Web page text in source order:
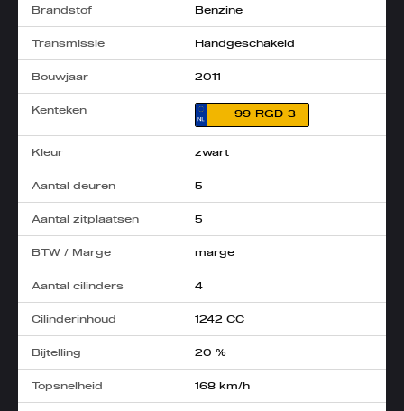
Brandstof Benzine
Transmissie Handgeschakeld
Bouwjaar 2011
Kenteken 99-RGD-3
Kleur zwart
Aantal deuren 5
Aantal zitplaatsen 5
BTW / Marge marge
Aantal cilinders 4
Cilinderinhoud 1242 CC
Bijtelling 20 %
Topsnelheid 168 km/h